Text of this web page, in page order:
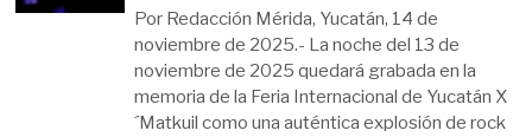
Por Redacción Mérida, Yucatán, 14 de
noviembre de 2025.- La noche del 13 de
noviembre de 2025 quedará grabada en la
memoria de la Feria Internacional de Yucatán X
´Matkuil como una auténtica explosión de rock